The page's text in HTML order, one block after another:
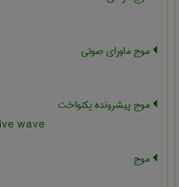
موج ماورای صوتی
موج پیشرونده یکنواخت
wave
موج